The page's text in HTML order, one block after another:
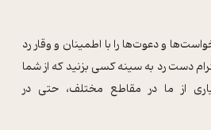
و دعوت‌ها را با اطمینان و وقار رد
دست رد به سینه کسی بزنید که از شما
از ما در مقاطع مختلف، حتی در